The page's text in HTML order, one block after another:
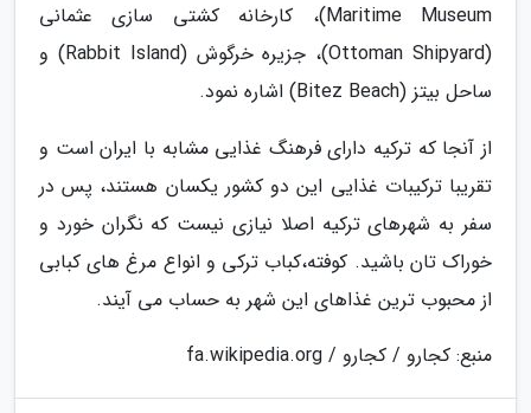
Maritime Museum)، کارخانه کشتی سازی عثمانی
(Ottoman Shipyard)، جزیره خرگوش (Rabbit Island) و
ساحل بیتز (Bitez Beach) اشاره نمود.
از آنجا که ترکیه دارای فرهنگ غذایی مشابه با ایران است و
تقریبا ترکیبات غذایی این دو کشور یکسان هستند، پس در
سفر به شهرهای ترکیه اصلا نیازی نیست که نگران خورد و
خوراک تان باشید. کوفته،کباب ترکی و انواع مرغ های کبابی
از محبوب ترین غذاهای این شهر به حساب می آیند.
منبع: کجارو / کجارو / fa.wikipedia.org